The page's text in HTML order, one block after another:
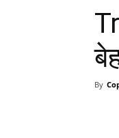
By